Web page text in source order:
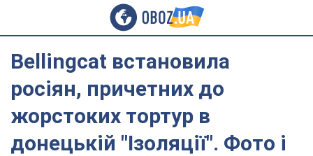
Bellingcat встановила
росіян, причетних до
жорстоких тортур в
донецькій "Ізоляції". Фото і